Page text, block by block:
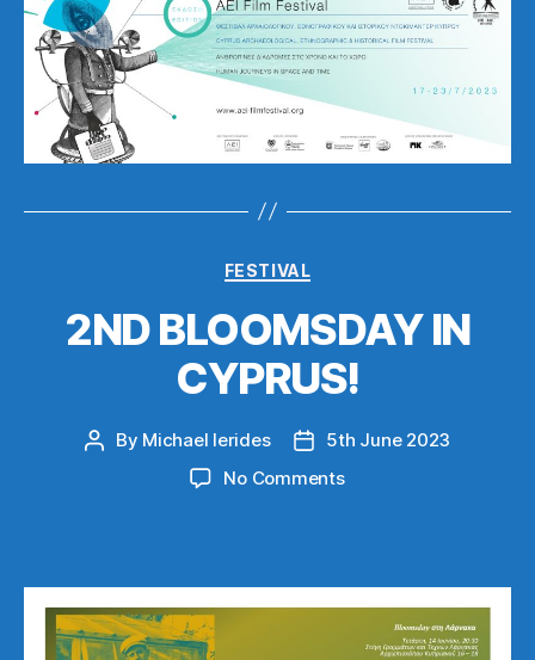
Categories
FESTIVAL
2ND BLOOMSDAY IN
CYPRUS!
Post
By Michael Ierides
Post
date
5th June 2023
No Commentson
CYPRUS!